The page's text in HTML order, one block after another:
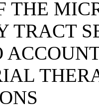
THE
TRACT